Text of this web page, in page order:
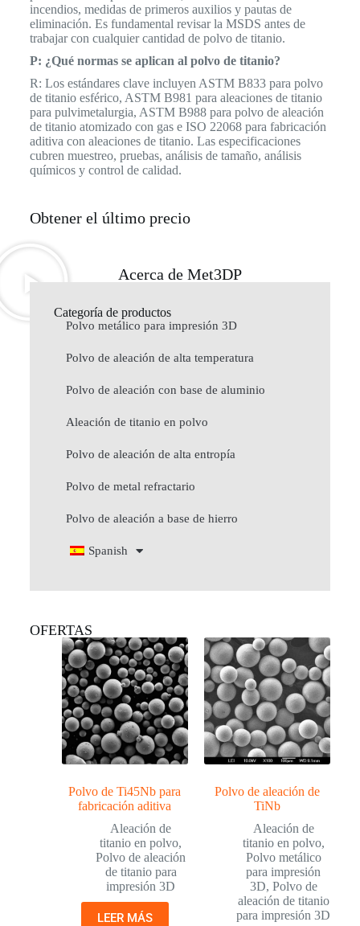
incendios, medidas de primeros auxilios y pautas de
eliminación. Es fundamental revisar la MSDS antes de
trabajar con cualquier cantidad de polvo de titanio.
P: ¿Qué normas se aplican al polvo de titanio?
R: Los estándares clave incluyen ASTM B833 para polvo
de titanio esférico, ASTM B981 para aleaciones de titanio
para pulvimetalurgia, ASTM B988 para polvo de aleación
de titanio atomizado con gas e ISO 22068 para fabricación
aditiva con aleaciones de titanio. Las especificaciones
cubren muestreo, pruebas, análisis de tamaño, análisis
químicos y control de calidad.
Obtener el último precio
Acerca de Met3DP
Categoría de productos
Polvo metálico para impresión 3D
Polvo de aleación de alta temperatura
Polvo de aleación con base de aluminio
Aleación de titanio en polvo
Polvo de aleación de alta entropía
Polvo de metal refractario
Polvo de aleación a base de hierro
Spanish
OFERTAS
Polvo de Ti45Nb para
fabricación aditiva
Aleación de
titanio en polvo,
Polvo de aleación
de titanio para
impresión 3D
LEER MÁS
Polvo de aleación de
TiNb
Aleación de
titanio en polvo,
Polvo metálico
para impresión
3D, Polvo de
aleación de titanio
para impresión 3D